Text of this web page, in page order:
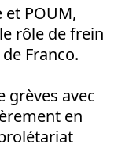
POUM,
rôle de frein
Franco.
grèves avec
en